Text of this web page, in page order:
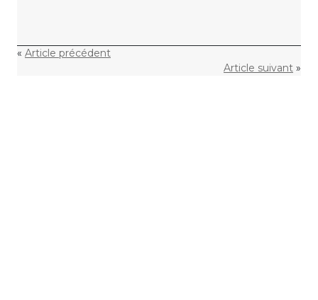
« Article précédent
Article suivant »